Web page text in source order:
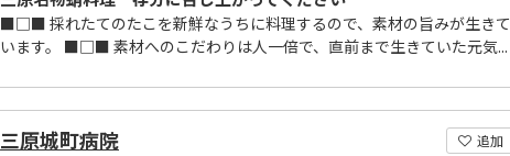
■□■ 採れたてのたこを新鮮なうちに料理するので、素材の旨みが生きて
います。 ■□■ 素材へのこだわりは人一倍で、直前まで生きていた元気...
追加
三原城町病院